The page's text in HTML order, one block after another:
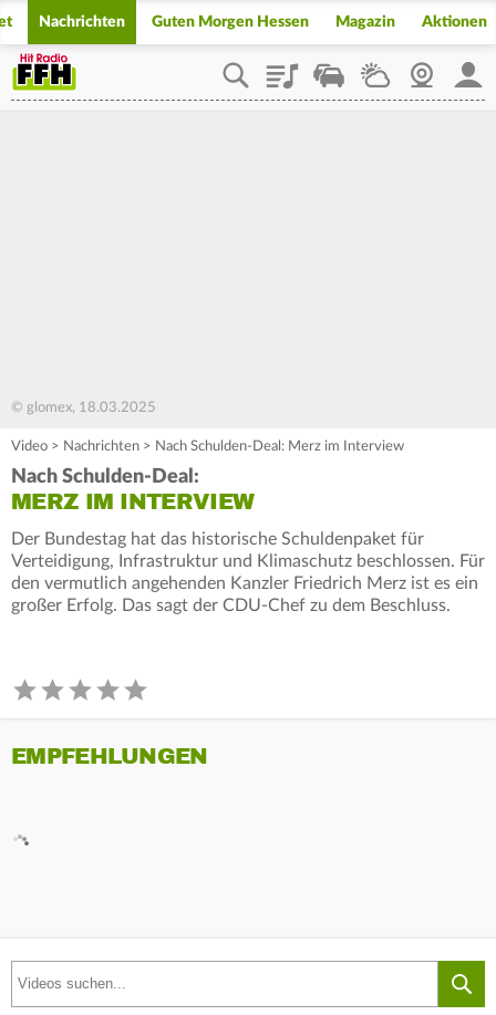
Nachrichten Guten Morgen Hessen Magazin Aktionen
PlaylistStaupilotWetterWebcam
© glomex, 18.03.2025
Video > Nachrichten > Nach Schulden-Deal: Merz im Interview
Nach Schulden-Deal:
MERZ IM INTERVIEW
Der Bundestag hat das historische Schuldenpaket für
Verteidigung, Infrastruktur und Klimaschutz beschlossen. Für
den vermutlich angehenden Kanzler Friedrich Merz ist es ein
großer Erfolg. Das sagt der CDU-Chef zu dem Beschluss.
EMPFEHLUNGEN